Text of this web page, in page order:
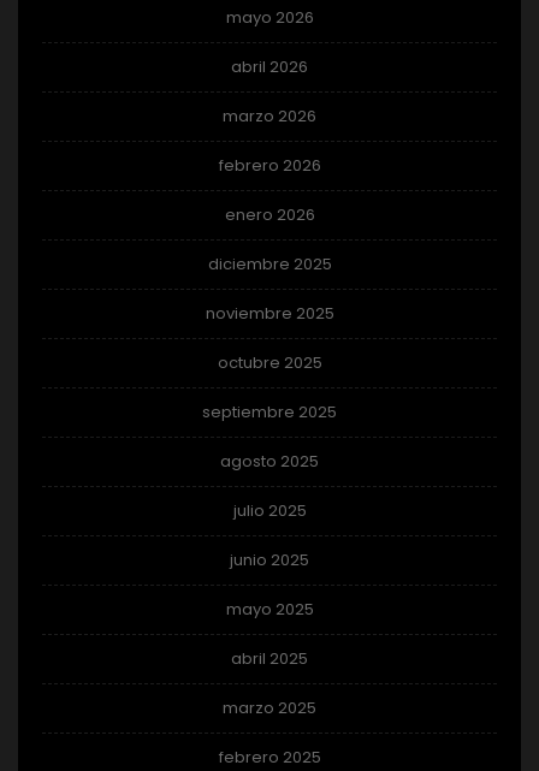
mayo 2026
abril 2026
marzo 2026
febrero 2026
enero 2026
diciembre 2025
noviembre 2025
octubre 2025
septiembre 2025
agosto 2025
julio 2025
junio 2025
mayo 2025
abril 2025
marzo 2025
febrero 2025